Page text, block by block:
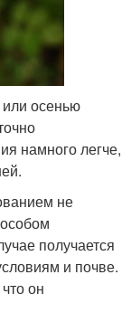
осенью
намного легче,
не
получается
и почве.
он